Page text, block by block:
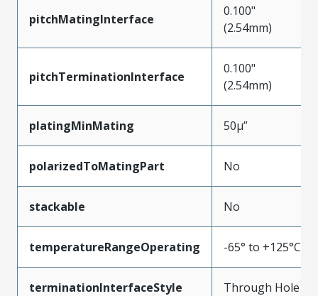
pitchMatingInterface
0.100"
(2.54mm)
pitchTerminationInterface
0.100"
(2.54mm)
platingMinMating 50µ”
polarizedToMatingPart No
stackable No
temperatureRangeOperating -65° to +125°C
terminationInterfaceStyle Through Hole